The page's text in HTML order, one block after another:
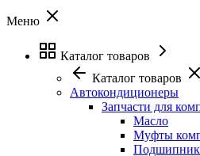
Меню
Каталог товаров
Каталог товаров
Автокондиционеры
Запчасти для
Масло
Муфты